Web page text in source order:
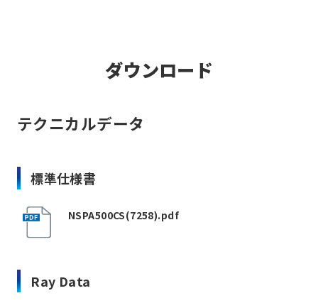
ダウンロード
テクニカルデータ
標準仕様書
NSPA500CS(7258).pdf
Ray Data